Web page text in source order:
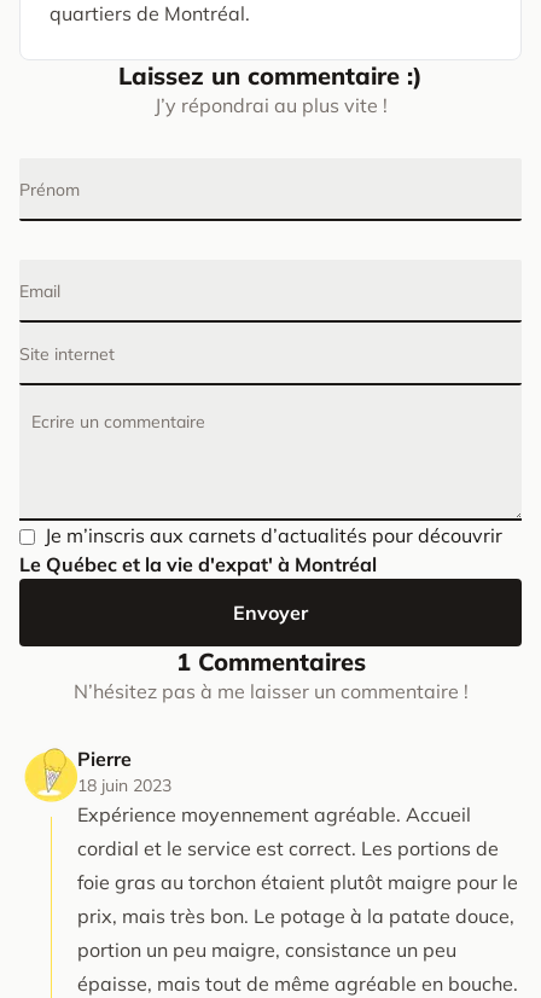
quartiers de Montréal.
Laissez un commentaire :)
J’y répondrai au plus vite !
Prénom
Email
Site internet
Je m’inscris aux carnets d’actualités pour découvrir
Le Québec et la vie d'expat' à Montréal
Envoyer
1 Commentaires
N’hésitez pas à me laisser un commentaire !
Pierre
18 juin 2023
Expérience moyennement agréable. Accueil
cordial et le service est correct. Les portions de
foie gras au torchon étaient plutôt maigre pour le
prix, mais très bon. Le potage à la patate douce,
portion un peu maigre, consistance un peu
épaisse, mais tout de même agréable en bouche.